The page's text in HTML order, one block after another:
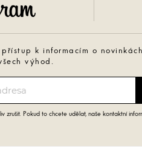
k informacím o
výhod.
zrušit. Pokud to chcete udělat, naše kontaktní